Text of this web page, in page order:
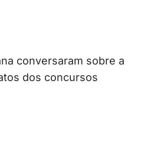
conversaram sobre a
dos concursos